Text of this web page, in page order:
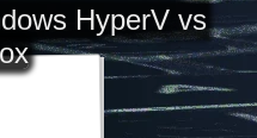
HyperV vs